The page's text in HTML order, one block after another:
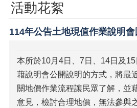
活動花絮
114年公告土地現值作業說明
本所於10月4日、7日、14日及15
藉說明會公開說明的方式，將最
關地價作業流程讓民眾了解，並
意見，檢討合理地價，無法參與